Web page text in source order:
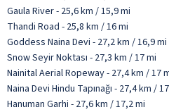
Gaula River - 25,6 km / 15,9 mi
Thandi Road - 25,8 km / 16 mi
Goddess Naina Devi - 27,2 km / 16,9 mi
Snow Seyir Noktası - 27,3 km / 17 mi
Nainital Aerial Ropeway - 27,4 km / 17
Naina Devi Hindu Tapınağı - 27,4 km /
Hanuman Garhi - 27,6 km / 17,2 mi